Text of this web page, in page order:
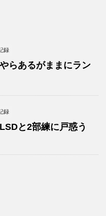
録
らあるがままにラン
録
と2部練に戸惑う